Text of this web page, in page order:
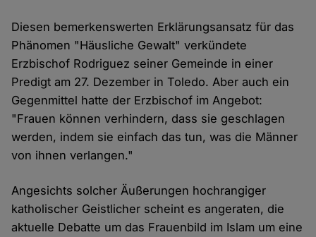
Diesen bemerkenswerten Erklärungsansatz für das
Phänomen "Häusliche Gewalt" verkündete
Erzbischof Rodriguez seiner Gemeinde in einer
Predigt am 27. Dezember in Toledo. Aber auch ein
Gegenmittel hatte der Erzbischof im Angebot:
"Frauen können verhindern, dass sie geschlagen
werden, indem sie einfach das tun, was die Männer
von ihnen verlangen."
Angesichts solcher Äußerungen hochrangiger
katholischer Geistlicher scheint es angeraten, die
aktuelle Debatte um das Frauenbild im Islam um eine